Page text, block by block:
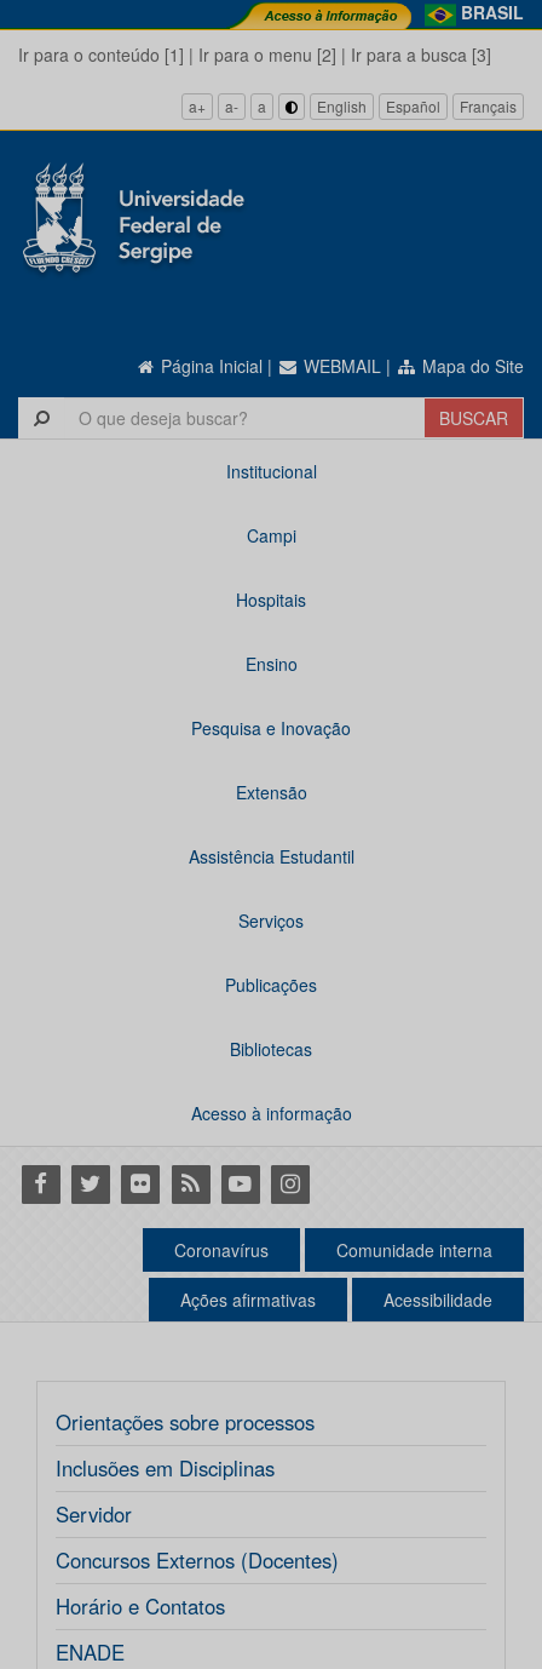
BRASIL
Ir para o conteúdo [1] | Ir para o menu [2] | Ir para a busca [3]
a+ a- a English Español Français
Página Inicial | WEBMAIL | Mapa do Site
Institucional
Campi
Hospitais
Ensino
Pesquisa e Inovação
Extensão
Assistência Estudantil
Serviços
Publicações
Bibliotecas
Acesso à informação
Facebook
Twitter Flickr RSS YoutubeInstagram
Coronavírus Comunidade interna
Ações afirmativas Acessibilidade
Orientações sobre processos
Inclusões em Disciplinas
Servidor
Concursos Externos (Docentes)
Horário e Contatos
ENADE